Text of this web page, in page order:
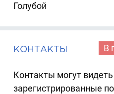
Голубой
КОНТАКТЫ В
Контакты могут
зарегистрированные